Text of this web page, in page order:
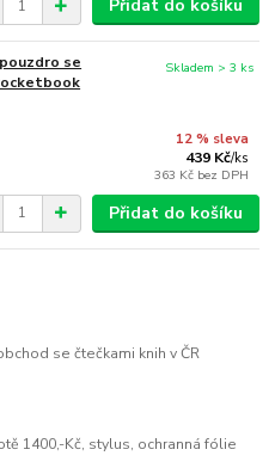
Přidat do košíku
pouzdro se
12 % sleva
439 Kč/ks
363 Kč bez DPH
Skladem > 3 ks
Přidat do košíku
se čtečkami knih v ČR
1400,-Kč, stylus, ochranná fólie